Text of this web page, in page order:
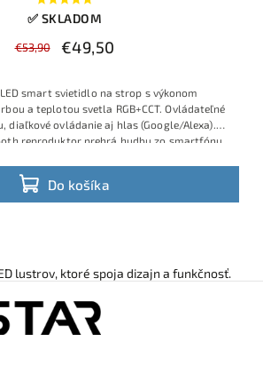
✅ SKLADOM
€53,90 €49,50
Do košíka
smart svietidlo na strop svýkonom
bou a teplotou svetla RGB+CCT. Ovládateľné
diaľkové ovládanie aj hlas (Google/Alexa).
reproduktor prehrá hudbu zo smartfónu
či akoko
lustrov, ktoré spoja dizajn a funkčnosť.